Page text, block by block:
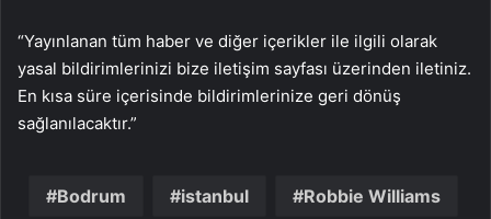
“Yayınlanan tüm haber ve diğer içerikler ile ilgili olarak
yasal bildirimlerinizi bize iletişim sayfası üzerinden iletiniz.
En kısa süre içerisinde bildirimlerinize geri dönüş
sağlanılacaktır.”
Bodrum istanbul Robbie Williams